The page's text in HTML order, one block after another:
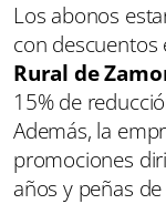
Los abonos
con descuentos
Rural de
15% de
Además, la
promociones
años y peñas